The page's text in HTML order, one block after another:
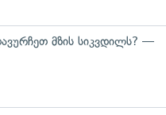
მზის სიკვდილს? —